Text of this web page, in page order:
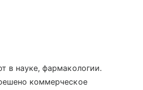
в науке, фармакологии.
коммерческое